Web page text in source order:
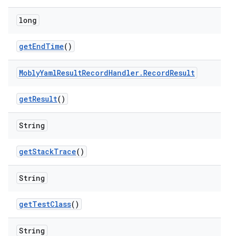
long
getEndTime()
MoblyYamlResultRecordHandler. RecordResult
getResult()
String
getStackTrace()
String
getTestClass()
String